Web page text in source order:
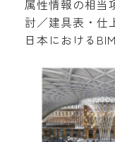
属性情報の相当
討／建具表・仕
日本における